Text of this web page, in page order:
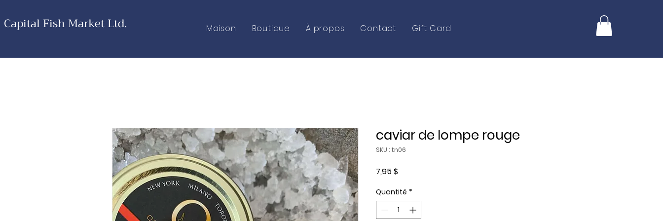
Capital Fish Market Ltd. Maison Boutique À propos Contact Gift Card
caviar de lompe rouge
SKU : tn06
7,95 $
Quantité *